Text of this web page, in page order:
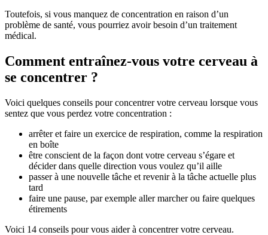
Toutefois, si vous manquez de concentration en raison d’un
problème de santé, vous pourriez avoir besoin d’un traitement
médical.
Comment entraînez-vous votre cerveau à
se concentrer ?
Voici quelques conseils pour concentrer votre cerveau lorsque vous
sentez que vous perdez votre concentration :
arrêter et faire un exercice de respiration, comme la respiration
en boîte
être conscient de la façon dont votre cerveau s’égare et
décider dans quelle direction vous voulez qu’il aille
passer à une nouvelle tâche et revenir à la tâche actuelle plus
tard
faire une pause, par exemple aller marcher ou faire quelques
étirements
Voici 14 conseils pour vous aider à concentrer votre cerveau.